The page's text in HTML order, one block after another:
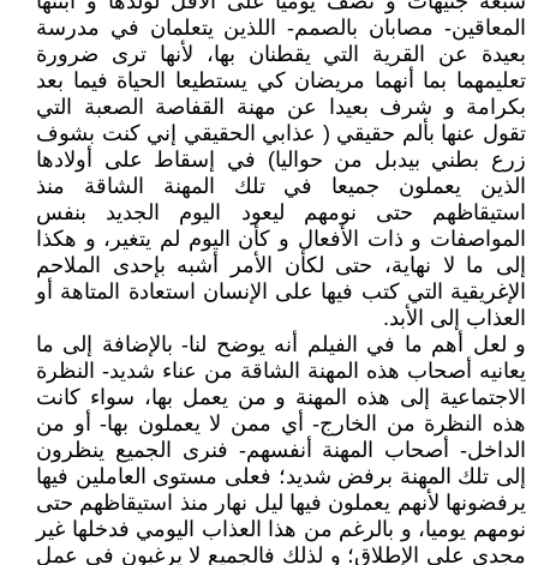
المعاقين- مصابان بالصمم- اللذين يتعلمان في مدرسة
بعيدة عن القرية التي يقطنان بها، لأنها ترى ضرورة
تعليمهما بما أنهما مريضان كي يستطيعا الحياة فيما بعد
بكرامة و شرف بعيدا عن مهنة القفاصة الصعبة التي
تقول عنها بألم حقيقي ( عذابي الحقيقي إني كنت بشوف
زرع بطني بيدبل من حواليا) في إسقاط على أولادها
الذين يعملون جميعا في تلك المهنة الشاقة منذ
استيقاظهم حتى نومهم ليعود اليوم الجديد بنفس
المواصفات و ذات الأفعال و كأن اليوم لم يتغير، و هكذا
إلى ما لا نهاية، حتى لكأن الأمر أشبه بإحدى الملاحم
الإغريقية التي كتب فيها على الإنسان استعادة المتاهة أو
العذاب إلى الأبد.
و لعل أهم ما في الفيلم أنه يوضح لنا- بالإضافة إلى ما
يعانيه أصحاب هذه المهنة الشاقة من عناء شديد- النظرة
الاجتماعية إلى هذه المهنة و من يعمل بها، سواء كانت
هذه النظرة من الخارج- أي ممن لا يعملون بها- أو من
الداخل- أصحاب المهنة أنفسهم- فنرى الجميع ينظرون
إلى تلك المهنة برفض شديد؛ فعلى مستوى العاملين فيها
يرفضونها لأنهم يعملون فيها ليل نهار منذ استيقاظهم حتى
نومهم يوميا، و بالرغم من هذا العذاب اليومي فدخلها غير
مجدي على الإطلاق؛ و لذلك فالجميع لا يرغبون في عمل